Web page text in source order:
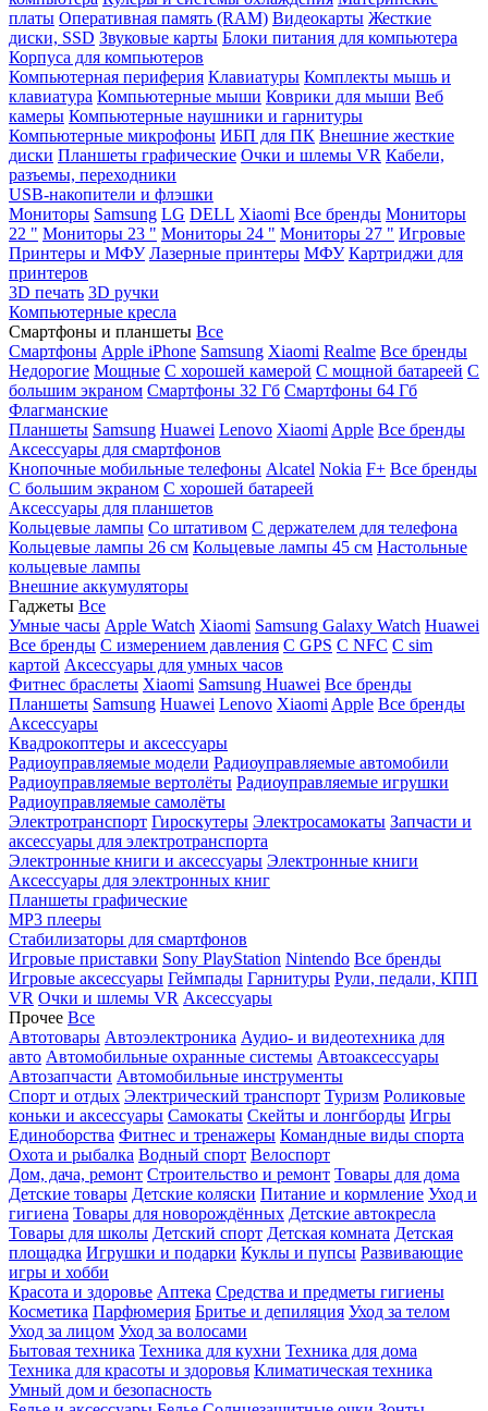
платы Оперативная память (RAM) Видеокарты Жесткие
диски, SSD Звуковые карты Блоки питания для компьютера
Корпуса для компьютеров
Компьютерная периферия Клавиатуры Комплекты мышь и
клавиатура Компьютерные мыши Коврики для мыши Веб
камеры Компьютерные наушники и гарнитуры
Компьютерные микрофоны ИБП для ПК Внешние жесткие
диски Планшеты графические Очки и шлемы VR Кабели,
разъемы, переходники
USB-накопители и флэшки
Мониторы Samsung LG DELL Xiaomi Все бренды Мониторы
22 " Мониторы 23 " Мониторы 24 " Мониторы 27 " Игровые
Принтеры и МФУ Лазерные принтеры МФУ Картриджи для
принтеров
3D печать 3D ручки
Компьютерные кресла
Смартфоны и планшеты Все
Смартфоны Apple iPhone Samsung Xiaomi Realme Все бренды
Недорогие Мощные С хорошей камерой С мощной батареей С
большим экраном Смартфоны 32 Гб Смартфоны 64 Гб
Флагманские
Планшеты Samsung Huawei Lenovo Xiaomi Apple Все бренды
Аксессуары для смартфонов
Кнопочные мобильные телефоны Alcatel Nokia F+ Все бренды
С большим экраном С хорошей батареей
Аксессуары для планшетов
Кольцевые лампы Со штативом C держателем для телефона
Кольцевые лампы 26 см Кольцевые лампы 45 см Настольные
кольцевые лампы
Внешние аккумуляторы
Гаджеты Все
Умные часы Apple Watch Xiaomi Samsung Galaxy Watch Huawei
Все бренды C измерением давления C GPS C NFC C sim
картой Аксессуары для умных часов
Фитнес браслеты Xiaomi Samsung Huawei Все бренды
Планшеты Samsung Huawei Lenovo Xiaomi Apple Все бренды
Аксессуары
Квадрокоптеры и аксессуары
Радиоуправляемые модели Радиоуправляемые автомобили
Радиоуправляемые вертолёты Радиоуправляемые игрушки
Радиоуправляемые самолёты
Электротранспорт Гироскутеры Электросамокаты Запчасти и
аксессуары для электротранспорта
Электронные книги и аксессуары Электронные книги
Аксессуары для электронных книг
Планшеты графические
MP3 плееры
Стабилизаторы для смартфонов
Игровые приставки Sony PlayStation Nintendo Все бренды
Игровые аксессуары Геймпады Гарнитуры Рули, педали, КПП
VR Очки и шлемы VR Аксессуары
Прочее Все
Автотовары Автоэлектроника Аудио- и видеотехника для
авто Автомобильные охранные системы Автоаксессуары
Автозапчасти Автомобильные инструменты
Спорт и отдых Электрический транспорт Туризм Роликовые
коньки и аксессуары Самокаты Скейты и лонгборды Игры
Единоборства Фитнес и тренажеры Командные виды спорта
Охота и рыбалка Водный спорт Велоспорт
Дом, дача, ремонт Строительство и ремонт Товары для дома
Детские товары Детские коляски Питание и кормление Уход и
гигиена Товары для новорождённых Детские автокресла
Товары для школы Детский спорт Детская комната Детская
площадка Игрушки и подарки Куклы и пупсы Развивающие
игры и хобби
Красота и здоровье Аптека Средства и предметы гигиены
Косметика Парфюмерия Бритье и депиляция Уход за телом
Уход за лицом Уход за волосами
Бытовая техника Техника для кухни Техника для дома
Техника для красоты и здоровья Климатическая техника
Умный дом и безопасность